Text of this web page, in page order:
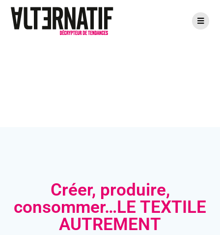
Créer, produire,
consommer…LE TEXTILE
AUTREMENT